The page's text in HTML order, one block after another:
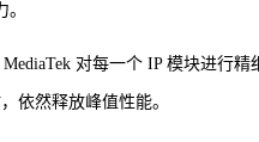
对每一个 IP 模块进行精
依然释放峰值性能。